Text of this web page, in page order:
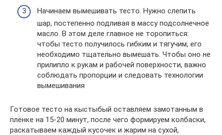
Начинаем вымешивать тесто. Нужно слепить
шар, постепенно подливая в массу подсолнечное
масло. В этом деле главное не торопиться:
чтобы тесто получилось гибким и тягучим, его
необходимо тщательно вымешать. Чтобы оно не
прилипло к рукам и рабочей поверхности, важно
соблюдать пропорции и следовать технологии
вымешивания
Готовое тесто на кыстыбый оставляем замотанным в
плёнке на 15-20 минут, после чего формируем колбаски,
раскатываем каждый кусочек и жарим на сухой,